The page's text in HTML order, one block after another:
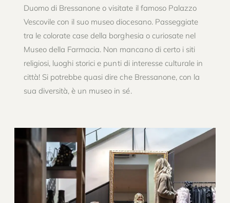
Duomo di Bressanone o visitate il famoso Palazzo
Vescovile con il suo museo diocesano. Passeggiate
tra le colorate case della borghesia o curiosate nel
Museo della Farmacia. Non mancano di certo i siti
religiosi, luoghi storici e punti di interesse culturale in
città! Si potrebbe quasi dire che Bressanone, con la
sua diversità, è un museo in sé.